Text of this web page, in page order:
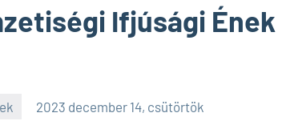
Ifjúsági Ének
2023 december 14, csütörtök